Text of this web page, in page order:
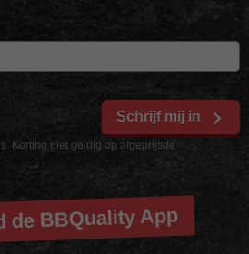
Korting niet geldig op afgeprijsde
Schrijf mij in
de BBQuality App